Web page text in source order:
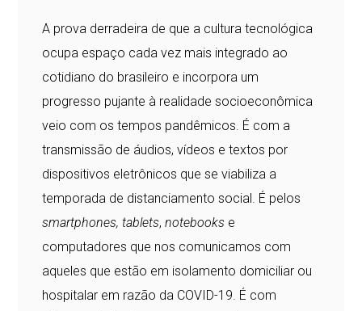
A prova derradeira de que a cultura tecnológica
ocupa espaço cada vez mais integrado ao
cotidiano do brasileiro e incorpora um
progresso pujante à realidade socioeconômica
veio com os tempos pandêmicos. É com a
transmissão de áudios, vídeos e textos por
dispositivos eletrônicos que se viabiliza a
temporada de distanciamento social. É pelos
smartphones, tablets,notebooks e
computadores que nos comunicamos com
aqueles que estão em isolamento domiciliar ou
hospitalar em razão da COVID-19. É com